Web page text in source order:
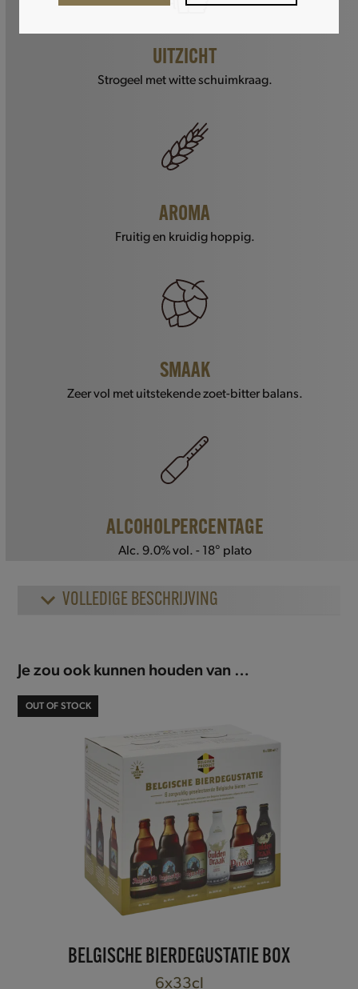
UITZICHT
Strogeel met witte schuimkraag.
AROMA
Fruitig en kruidig hoppig.
SMAAK
Zeer vol met uitstekende zoet-bitter balans.
ALCOHOLPERCENTAGE
Alc. 9.0% vol. - 18° plato
VOLLEDIGE BESCHRIJVING
Je zou ook kunnen houden van …
OUT OF STOCK
BELGISCHE BIERDEGUSTATIE BOX
6x33cl